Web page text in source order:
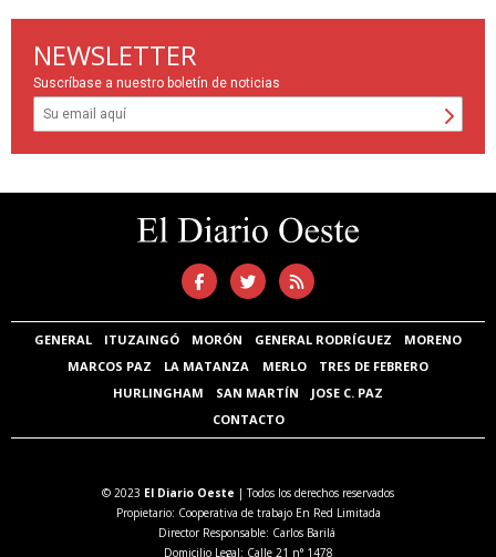
NEWSLETTER
Suscríbase a nuestro boletín de noticias
GENERAL ITUZAINGÓ MORÓN GENERAL RODRÍGUEZ
MORENO
MARCOS PAZ
LA MATANZA MERLO
TRES DE FEBRERO
HURLINGHAM
SAN MARTÍN
JOSE C. PAZ
CONTACTO
© 2023 El Diario Oeste | Todos los derechos reservados
Propietario: Cooperativa de trabajo En Red Limitada
Director Responsable: Carlos Barilá
Domicilio Legal: Calle 21 n° 1478